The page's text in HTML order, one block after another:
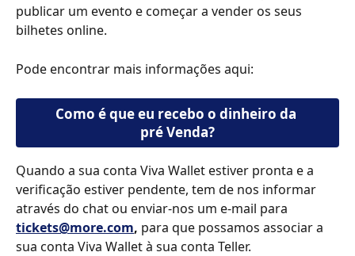
publicar um evento e começar a vender os seus
bilhetes online.
Pode encontrar mais informações aqui:
Como é que eu recebo o dinheiro da
pré Venda?
Quando a sua conta Viva Wallet estiver pronta e a
verificação estiver pendente, tem de nos informar
através do chat ou enviar-nos um e-mail para
tickets@more.com, para que possamos associar a
sua conta Viva Wallet à sua conta Teller.